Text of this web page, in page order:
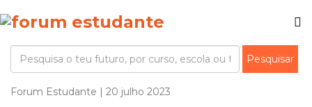
Forum Estudante | 20 julho 2023